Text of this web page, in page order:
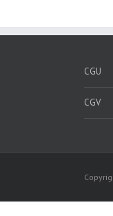
CGU
CGV